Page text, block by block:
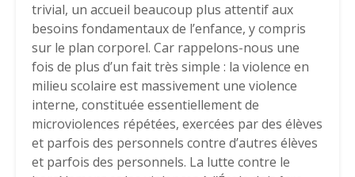
trivial, un accueil beaucoup plus attentif aux
besoins fondamentaux de l’enfance, y compris
sur le plan corporel. Car rappelons-nous une
fois de plus d’un fait très simple : la violence en
milieu scolaire est massivement une violence
interne, constituée essentiellement de
microviolences répétées, exercées par des élèves
et parfois des personnels contre d’autres élèves
et parfois des personnels. La lutte contre le